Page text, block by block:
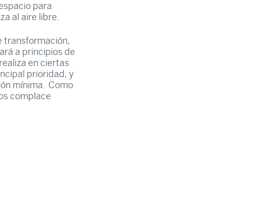
para
al aire libre.
transformación,
a principios de
en ciertas
prioridad, y
mínima. Como
complace